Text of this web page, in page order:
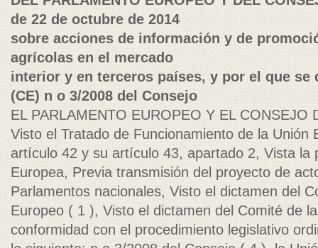
de 22 de octubre de 2014
sobre acciones de información y de
agrícolas en el mercado
interior y en terceros países, y por el que se
(CE) n o 3/2008 del Consejo
EL PARLAMENTO EUROPEO Y EL CONSEJO
Visto el Tratado de Funcionamiento de la Unión
artículo 42 y su artículo 43, apartado 2, Vista la
Europea, Previa transmisión del proyecto de
Parlamentos nacionales, Visto el dictamen del
Europeo ( 1 ), Visto el dictamen del Comité de
conformidad con el procedimiento legislativo